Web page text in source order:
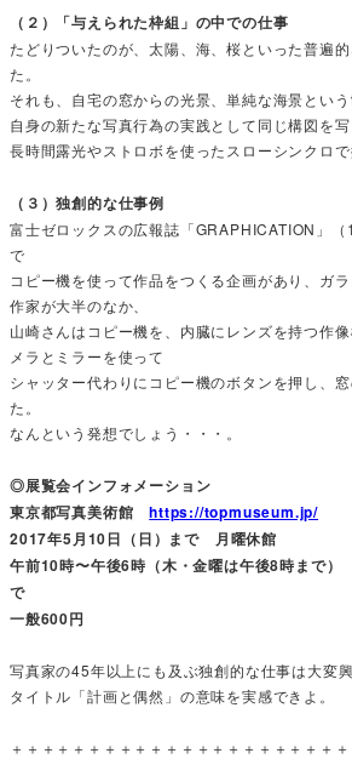
（２）「与えられた枠組」の中での仕事
たどりついたのが、太陽、海、桜といった普遍
た。
それも、自宅の窓からの光景、単純な海景という
自身の新たな写真行為の実践として同じ構図を
長時間露光やストロボを使ったスローシンクロで
（３）独創的な仕事例
富士ゼロックスの広報誌「GRAPHICATION」
で
コピー機を使って作品をつくる企画があり、ガ
作家が大半のなか、
山崎さんはコピー機を、内臓にレンズを持つ作
メラとミラーを使って
シャッター代わりにコピー機のボタンを押し、
た。
なんという発想でしょう・・・。
◎展覧会インフォメーション
東京都写真美術館https://topmuseum.jp/
2017年5月10日（日）まで 月曜休館
午前10時〜午後6時（木・金曜は午後8時まで
で
一般600円
写真家の45年以上にも及ぶ独創的な仕事は大変興
タイトル「計画と偶然」の意味を実感できよ。
＋＋＋＋＋＋＋＋＋＋＋＋＋＋＋＋＋＋＋＋＋